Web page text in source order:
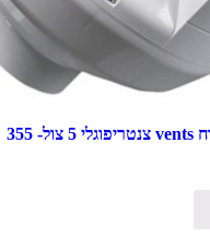
VK-125 מפוח vents צנטריפוגלי 5 צול- 355